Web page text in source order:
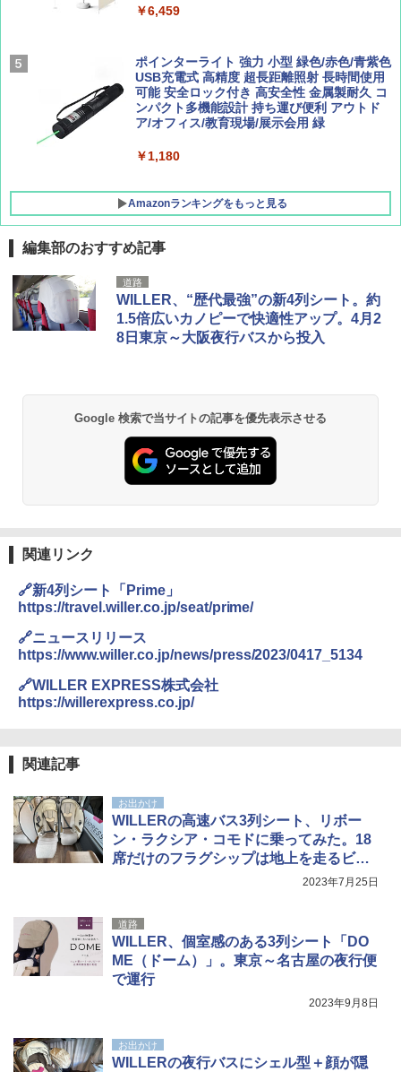
￥1,500
￥1,540
￥8,991
Coleman(コールマン) ツーリングドーム/LD
X 2人用 3人用 キャンプ アウトドア フェス
収納 コンパクト 簡単設営 カンガルーテント
ソロキャンプ ソロテント
￥6,459
ポインターライト 強力 小型 緑色/赤色/青紫色
USB充電式 高精度 超長距離照射 長時間使用
可能 安全ロック付き 高安全性 金属製耐久 コ
ンパクト多機能設計 持ち運び便利 アウトド
ア/オフィス/教育現場/展示会用 緑
￥1,180
Amazonランキングをもっと見る
編集部のおすすめ記事
道路
WILLER、“歴代最強”の新4列シート。約
1.5倍広いカノピーで快適性アップ。4月2
8日東京～大阪夜行バスから投入
Google 検索で当サイトの記事を優先表示させる
関連リンク
🔗新4列シート「Prime」
https://travel.willer.co.jp/seat/prime/
🔗ニュースリリース
https://www.willer.co.jp/news/press/2023/0417_5134
🔗WILLER EXPRESS株式会社
https://willerexpress.co.jp/
関連記事
お出かけ
WILLERの高速バス3列シート、リボー
ン・ラクシア・コモドに乗ってみた。18
席だけのフラグシップは地上を走るビジ
2023年7月25日
道路
WILLER、個室感のある3列シート「DO
ME（ドーム）」。東京～名古屋の夜行便
で運行
2023年9月8日
お出かけ
WILLERの夜行バスにシェル型＋顔が隠